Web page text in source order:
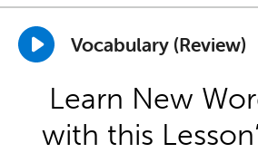
Vocabulary (Review)
Learn New
with this